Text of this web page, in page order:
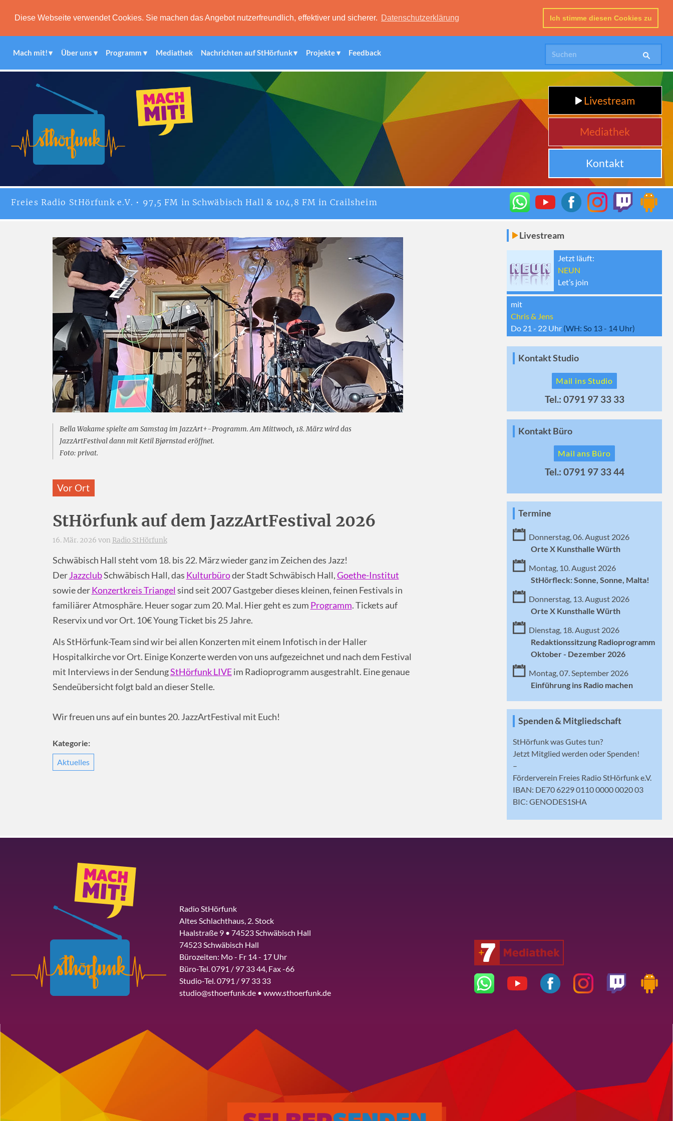
Diese Webseite verwendet Cookies. Sie machen das Angebot nutzerfreundlich, effektiver und sicherer. Datenschutzerklärung Ich stimme diesen Cookies zu
Mach mit! Über uns Programm Mediathek Nachrichten auf StHörfunk Projekte Feedback
Livestream
Mediathek
Kontakt
Freies Radio StHörfunke.V. • 97,5 FM in Schwäbisch Hall & 104,8 FM in Crailsheim
Bella Wakame spielte am Samstag im JazzArt+-Programm. Am Mittwoch, 18. März wird das
JazzArtFestival dann mit Ketil Bjørnstad eröffnet.
Foto: privat.
Vor Ort
StHörfunk auf dem JazzArtFestival 2026
16. Mär. 2026 von Radio StHörfunk
Schwäbisch Hall steht vom 18. bis 22. März wieder ganz im Zeichen des Jazz!
DerJazzclubSchwäbisch Hall, das Kulturbüroder Stadt Schwäbisch Hall,Goethe-Institut
sowie derKonzertkreis Triangel sind seit 2007 Gastgeber dieses kleinen, feinen Festivals in
familiärer Atmosphäre. Heuer sogar zum 20. Mal. Hier geht es zum Programm. Tickets auf
Reservix und vor Ort. 10€ Young Ticket bis 25 Jahre.
Als StHörfunk-Team sind wir bei allen Konzerten mit einem Infotisch in der Haller
Hospitalkirche vor Ort. Einige Konzerte werden von uns aufgezeichnet und nach dem Festival
mit Interviews in der SendungStHörfunk LIVEim Radioprogramm ausgestrahlt. Eine genaue
Sendeübersicht folgt bald an dieser Stelle.
Wir freuen uns auf ein buntes 20. JazzArtFestival mit Euch!
Kategorie:
Aktuelles
Livestream
Jetzt läuft:
NEUN
Let’s join
mit
Chris & Jens
Do 21 - 22 Uhr (WH: So 13 - 14 Uhr)
Kontakt Studio
Mail ins Studio
Tel.: 0791 97 33 33
Kontakt Büro
Mail ans Büro
Tel.: 0791 97 33 44
Termine
Donnerstag, 06. August 2026
Orte X Kunsthalle Würth
Montag, 10. August 2026
StHörfleck: Sonne, Sonne, Malta!
Donnerstag, 13. August 2026
Orte X Kunsthalle Würth
Dienstag, 18. August 2026
Redaktionssitzung Radioprogramm
Oktober - Dezember 2026
Montag, 07. September 2026
Einführung ins Radio machen
Spenden & Mitgliedschaft
StHörfunk was Gutes tun?
Jetzt Mitglied werden oder Spenden!
–
Förderverein Freies Radio StHörfunk e.V.
IBAN: DE70 6229 0110 0000 0020 03
BIC: GENODES1SHA
Radio StHörfunk
Altes Schlachthaus, 2. Stock
Haalstraße 9 • 74523 Schwäbisch Hall
74523 Schwäbisch Hall
Bürozeiten: Mo - Fr 14 - 17 Uhr
Büro-Tel. 0791 / 97 33 44, Fax -66
Studio-Tel. 0791 / 97 33 33
studio@sthoerfunk.de • www.sthoerfunk.de